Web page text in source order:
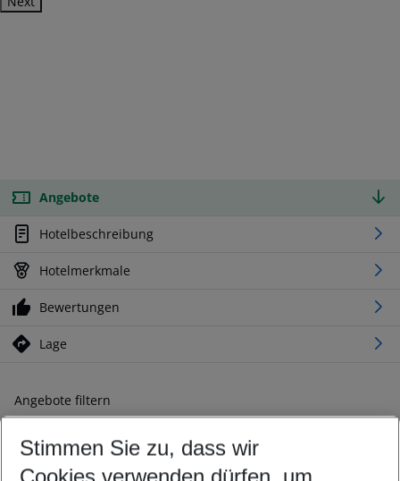
Angebote
Hotelbeschreibung
Hotelmerkmale
Bewertungen
Lage
Angebote filtern
Ändern Sie Ihre Kriterien nach Ihren Wünschen
Abflughafen wählen
Beliebiger Abflughafen
Stimmen Sie zu, dass wir